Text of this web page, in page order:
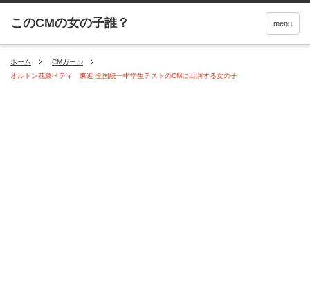
menu
ホーム
CMガール
オルトン花菜ベティ 東進 全国統一中学生テストのCMに出演する女の子